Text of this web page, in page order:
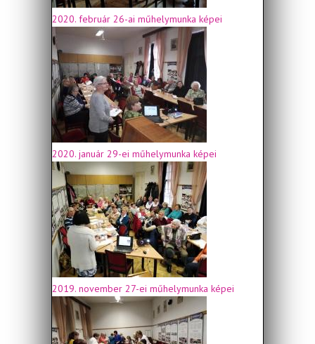
2020. február 26-ai műhelymunka képei
2020. január 29-ei műhelymunka képei
2019. november 27-ei műhelymunka képei